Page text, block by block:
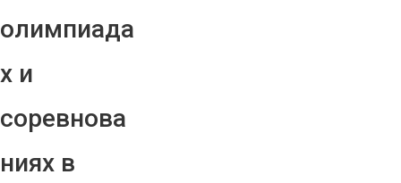
олимпиада
х и
соревнова
ниях в